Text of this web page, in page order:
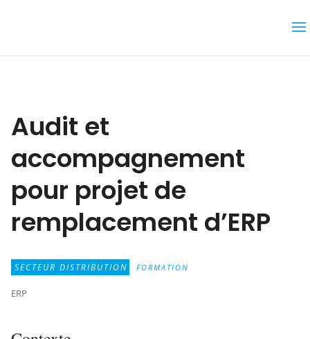
Audit et
accompagnement
pour projet de
remplacement d’ERP
SECTEUR DISTRIBUTION FORMATION
ERP